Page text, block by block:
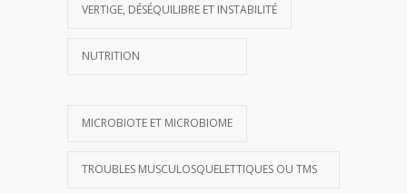
VERTIGE, DÉSÉQUILIBRE ET INSTABILITÉ
NUTRITION
MICROBIOTE ET MICROBIOME
TROUBLES MUSCULOSQUELETTIQUES OU TMS